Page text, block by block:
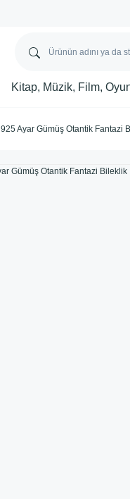
Kitap, Müzik, Film,
925 Ayar Gümüş Otantik Fantazi